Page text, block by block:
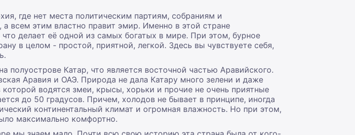
где нет места политическим партиям, собраниям и
всем этим властно правит эмир. Именно в этой стране
делает её одной из самых богатых в мире. При этом, бурное
в целом - простой, приятной, легкой. Здесь вы чувствуете себя,
полуострове Катар, что является восточной частью Аравийского.
Аравия и ОАЭ. Природа не дала Катару много зелени и даже
водятся змеи, крысы, хорьки и прочие не очень приятные
до 50 градусов. Причем, холодов не бывает в принципе, иногда
континентальный климат и огромная влажность. Но при этом,
максимально комфортно.